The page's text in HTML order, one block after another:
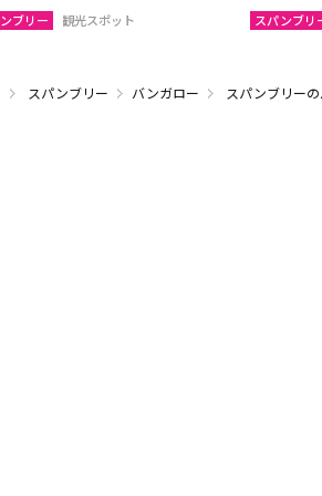
ブリー 観光スポット スパンブリ
スパンブリー バンガロー スパンブリー